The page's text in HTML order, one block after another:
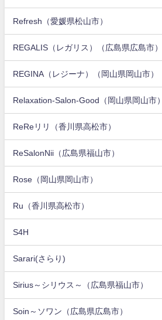
Refresh（愛媛県松山市）
REGALIS（レガリス）（広島県広島市）
REGINA（レジーナ）（岡山県岡山市）
Relaxation-Salon-Good（岡山県岡山市）
ReReリリ（香川県高松市）
ReSalonNii（広島県福山市）
Rose（岡山県岡山市）
Ru（香川県高松市）
S4H
Sarari(さらり)
Sirius～シリウス～（広島県福山市）
Soin～ソワン（広島県広島市）